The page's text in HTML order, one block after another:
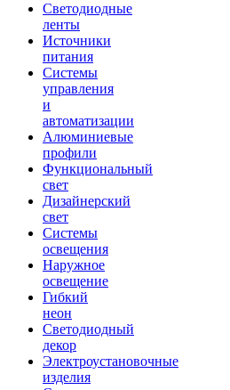
Светодиодные
ленты
Источники
питания
Системы
управления
и
автоматизации
Алюминиевые
профили
Функциональный
свет
Дизайнерский
свет
Системы
освещения
Наружное
освещение
Гибкий
неон
Светодиодный
декор
Электроустановочные
изделия